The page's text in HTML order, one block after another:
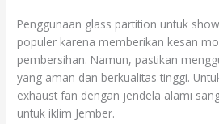
Penggunaan glass partition untuk
populer karena memberikan kesan
pembersihan. Namun, pastikan
yang aman dan berkualitas tinggi.
exhaust fan dengan jendela alami
untuk iklim Jember.